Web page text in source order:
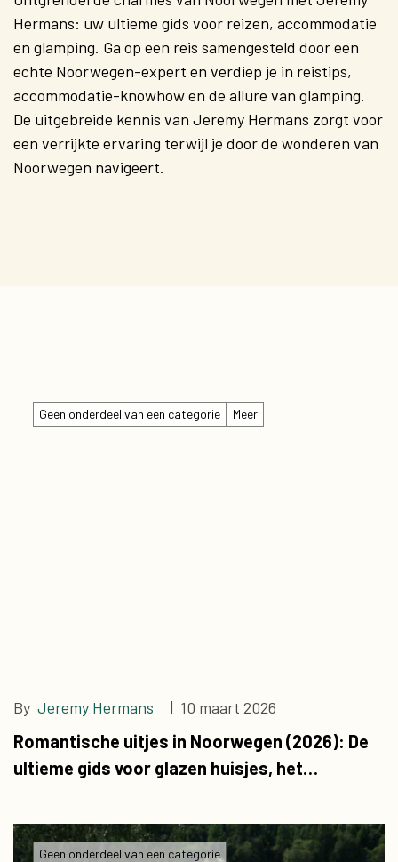
Hermans: uw ultieme gids voor reizen, accommodatie
en glamping. Ga op een reis samengesteld door een
echte Noorwegen-expert en verdiep je in reistips,
accommodatie-knowhow en de allure van glamping.
De uitgebreide kennis van Jeremy Hermans zorgt voor
een verrijkte ervaring terwijl je door de wonderen van
Noorwegen navigeert.
Geen onderdeel van een categorie Meer
By Jeremy Hermans | 10 maart 2026
Romantische uitjes in Noorwegen (2026): De
ultieme gids voor glazen huisjes, het
Geen onderdeel van een categorie